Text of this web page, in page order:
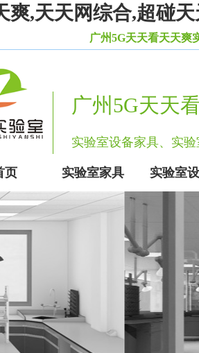
爽,天天网综合,超碰
广州5G天天看天天爽实验室
广州5G天天
实验室设备家具、
页 实验室家具 实验室